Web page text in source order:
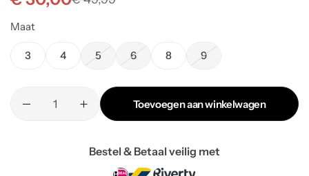
Maat
3 4 5 6 8 9
Toevoegen aan winkelwagen
Bestel & Betaal veilig met